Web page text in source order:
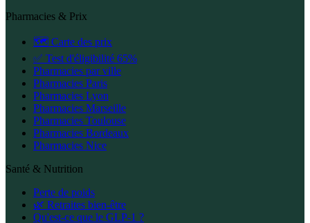
Pharmacies & Prix
🗺️ Carte des prix
✅ Test d'éligibilité 65%
Pharmacies par ville
Pharmacies Paris
Pharmacies Lyon
Pharmacies Marseille
Pharmacies Toulouse
Pharmacies Bordeaux
Pharmacies Nice
Santé & Nutrition
Perte de poids
🌿 Retraites bien-être
Qu'est-ce que le GLP-1 ?